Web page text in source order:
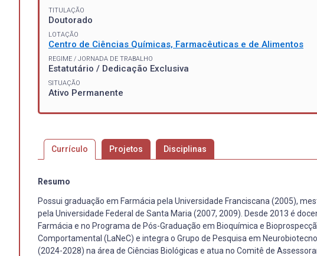
TITULAÇÃO
Doutorado
LOTAÇÃO
Centro de Ciências Químicas, Farmacêuticas e de Alimentos
REGIME / JORNADA DE TRABALHO
Estatutário / Dedicação Exclusiva
SITUAÇÃO
Ativo Permanente
Currículo Projetos Disciplinas
Resumo
Possui graduação em Farmácia pela Universidade Franciscana (2005),
pela Universidade Federal de Santa Maria (2007, 2009). Desde 2013 é
Farmácia e no Programa de Pós-Graduação em Bioquímica e
Comportamental (LaNeC) e integra o Grupo de Pesquisa em
(2024-2028) na área de Ciências Biológicas e atua no Comitê de